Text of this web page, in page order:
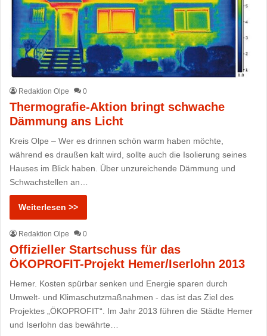
Redaktion Olpe 0
Thermografie-Aktion bringt schwache
Dämmung ans Licht
Kreis Olpe – Wer es drinnen schön warm haben möchte,
während es draußen kalt wird, sollte auch die Isolierung seines
Hauses im Blick haben. Über unzureichende Dämmung und
Schwachstellen an…
Weiterlesen >>
Redaktion Olpe 0
Offizieller Startschuss für das
ÖKOPROFIT-Projekt Hemer/Iserlohn 2013
Hemer. Kosten spürbar senken und Energie sparen durch
Umwelt- und Klimaschutzmaßnahmen - das ist das Ziel des
Projektes „ÖKOPROFIT“. Im Jahr 2013 führen die Städte Hemer
und Iserlohn das bewährte…